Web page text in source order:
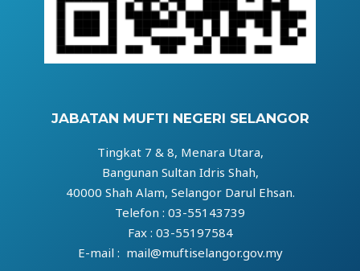
JABATAN MUFTI NEGERI SELANGOR
Tingkat 7 & 8, Menara Utara,
Bangunan Sultan Idris Shah,
40000 Shah Alam, Selangor Darul Ehsan.
Telefon : 03-55143739
Fax : 03-55197584
E-mail : mail@muftiselangor.gov.my